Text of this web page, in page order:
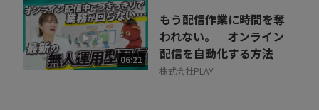
06:21
もう配信作業に時間を奪
われない。 オンライン
配信を自動化する方法
株式会社PLAY